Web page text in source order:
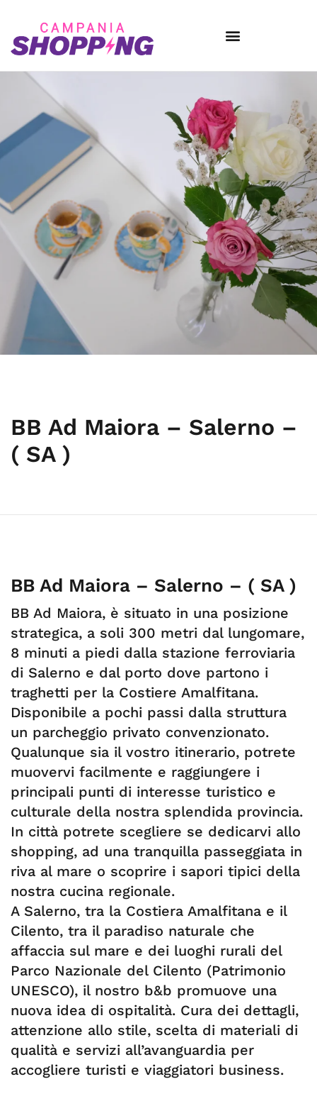
BB Ad Maiora – Salerno –
( SA )
BB Ad Maiora – Salerno – ( SA )
BB Ad Maiora, è situato in una posizione
strategica, a soli 300 metri dal lungomare,
8 minuti a piedi dalla stazione ferroviaria
di Salerno e dal porto dove partono i
traghetti per la Costiere Amalfitana.
Disponibile a pochi passi dalla struttura
un parcheggio privato convenzionato.
Qualunque sia il vostro itinerario, potrete
muovervi facilmente e raggiungere i
principali punti di interesse turistico e
culturale della nostra splendida provincia.
In città potrete scegliere se dedicarvi allo
shopping, ad una tranquilla passeggiata in
riva al mare o scoprire i sapori tipici della
nostra cucina regionale.
A Salerno, tra la Costiera Amalfitana e il
Cilento, tra il paradiso naturale che
affaccia sul mare e dei luoghi rurali del
Parco Nazionale del Cilento (Patrimonio
UNESCO), il nostro b&b promuove una
nuova idea di ospitalità. Cura dei dettagli,
attenzione allo stile, scelta di materiali di
qualità e servizi all’avanguardia per
accogliere turisti e viaggiatori business.